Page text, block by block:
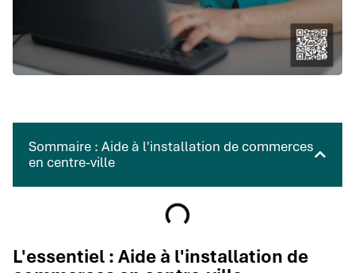
Sommaire : Aide à l'installation de commerces
en centre-ville
L'essentiel : Aide à l'installation de